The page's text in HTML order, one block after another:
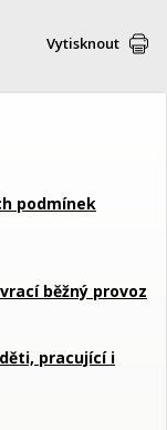
Vytisknout
podmínek
běžný provoz
pracující i